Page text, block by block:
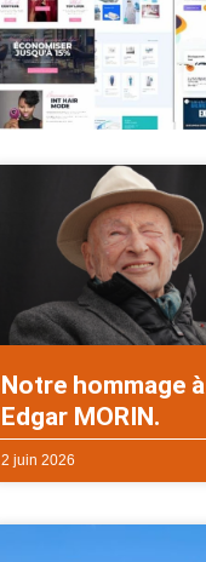
Notre hommage à
Edgar MORIN.
2 juin 2026